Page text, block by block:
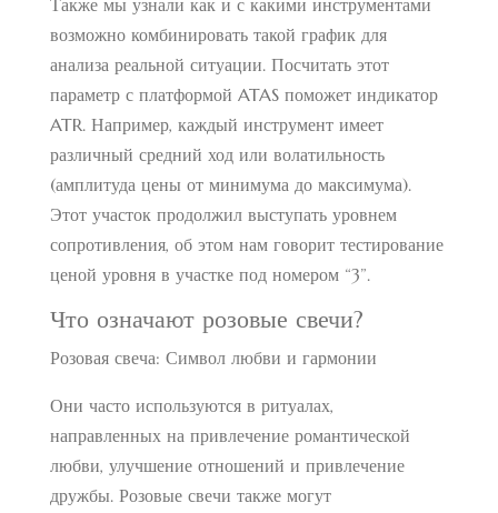
Также мы узнали как и с какими инструментами
возможно комбинировать такой график для
анализа реальной ситуации. Посчитать этот
параметр с платформой ATAS поможет индикатор
ATR. Например, каждый инструмент имеет
различный средний ход или волатильность
(амплитуда цены от минимума до максимума).
Этот участок продолжил выступать уровнем
сопротивления, об этом нам говорит тестирование
ценой уровня в участке под номером “3”.
Что означают розовые свечи?
Розовая свеча: Символ любви и гармонии
Они часто используются в ритуалах,
направленных на привлечение романтической
любви, улучшение отношений и привлечение
дружбы. Розовые свечи также могут